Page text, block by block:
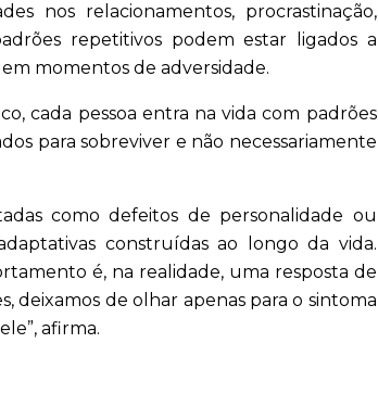
nos relacionamentos, procrastinação,
repetitivos podem estar ligados a
momentos de adversidade.
cada pessoa entra na vida com padrões
para sobreviver e não necessariamente
como defeitos de personalidade ou
construídas ao longo da vida.
é, na realidade, uma resposta de
deixamos de olhar apenas para o sintoma
afirma.